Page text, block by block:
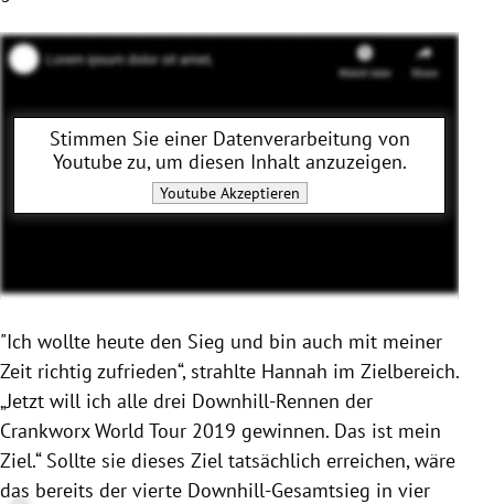
Stimmen Sie einer Datenverarbeitung von
Youtubezu, um diesen Inhalt anzuzeigen.
YoutubeAkzeptieren
"Ich wollte heute den Sieg und bin auch mit meiner
Zeit richtig zufrieden“, strahlte Hannah im Zielbereich.
„Jetzt will ich alle drei Downhill-Rennen der
Crankworx World Tour 2019 gewinnen. Das ist mein
Ziel.“ Sollte sie dieses Ziel tatsächlich erreichen, wäre
das bereits der vierte Downhill-Gesamtsieg in vier